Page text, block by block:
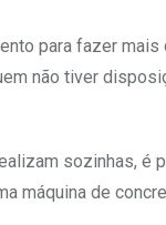
para fazer mais
não tiver
sozinhas, é
máquina de